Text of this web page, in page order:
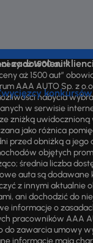
zadowoleni klienci
konkursów
aż 1500 aut”
aż 1500 aut”
AAA AUTO Sp. z
nabycia
w serwisie
zniżką
jako różnica
przed obniżką a jego
objętych
średnia liczba
auta są dodawane
z innymi aktualnie
ani dochodzić do
informacje o
pracowników AAA
do zawarcia umowy
informacje mają